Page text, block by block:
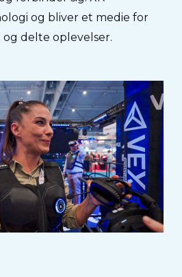
og bliver et medie for
delte oplevelser.